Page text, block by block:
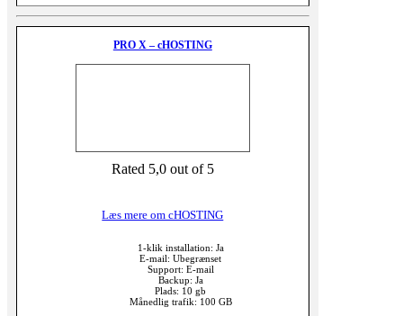
PRO X – cHOSTING
Rated 5,0 out of 5
Læs mere om cHOSTING
1-klik installation: Ja
E-mail: Ubegrænset
Support: E-mail
Backup: Ja
Plads: 10 gb
Månedlig trafik: 100 GB